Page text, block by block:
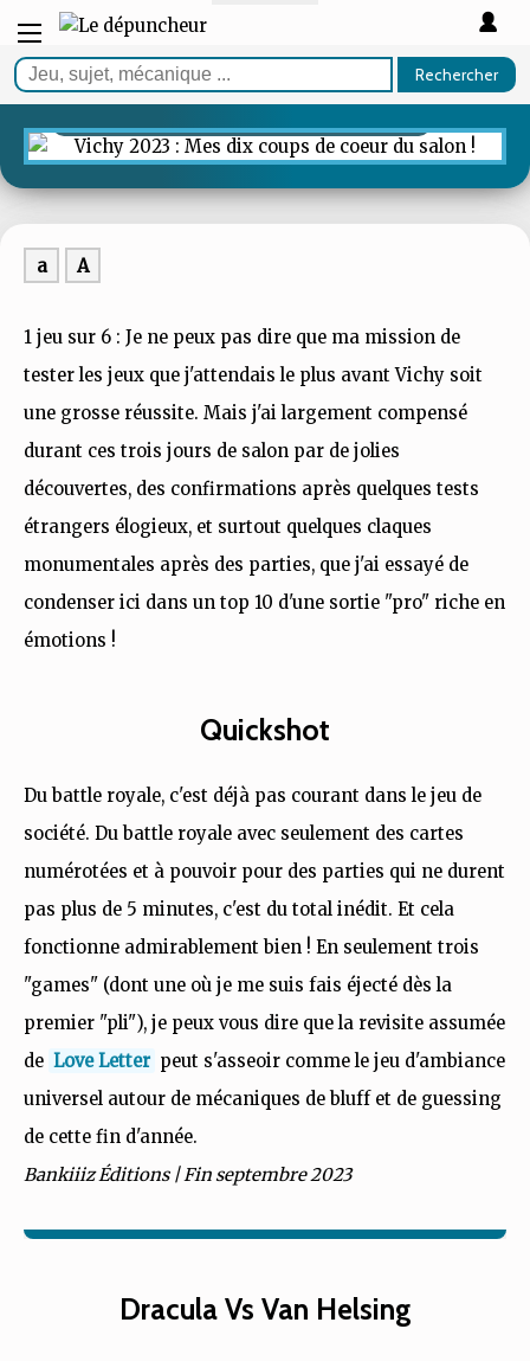
Rechercher
ARTICLE
Vichy 2023 : Mes dix coups de
coeur du salon !
a A
1 jeu sur 6 : Je ne peux pas dire que ma mission de
tester les jeux que j'attendais le plus avant Vichy soit
une grosse réussite. Mais j'ai largement compensé
durant ces trois jours de salon par de jolies
découvertes, des confirmations après quelques tests
étrangers élogieux, et surtout quelques claques
monumentales après des parties, que j'ai essayé de
condenser ici dans un top 10 d'une sortie "pro" riche en
émotions !
Quickshot
Du battle royale, c'est déjà pas courant dans le jeu de
société. Du battle royale avec seulement des cartes
numérotées et à pouvoir pour des parties qui ne durent
pas plus de 5 minutes, c'est du total inédit. Et cela
fonctionne admirablement bien ! En seulement trois
"games" (dont une où je me suis fais éjecté dès la
premier "pli"), je peux vous dire que la revisite assumée
de Love Letter peut s'asseoir comme le jeu d'ambiance
universel autour de mécaniques de bluff et de guessing
de cette fin d'année.
Bankiiiz Éditions | Fin septembre 2023
Dracula Vs Van Helsing